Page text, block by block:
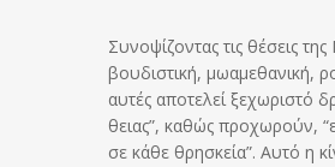
Συνοψίζοντας τις θέσεις
βουδιστική, μωαμεθανική,
αυτές αποτελεί ξεχωριστό
θειας”, καθώς προχωρούν,
σε κάθε θρησκεία”. Αυτό η